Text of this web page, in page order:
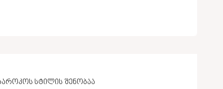
სტილის შენობაა